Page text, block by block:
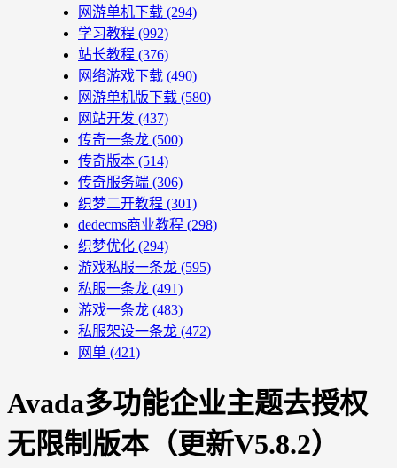
网游单机下载 (294)
学习教程 (992)
站长教程 (376)
网络游戏下载 (490)
网游单机版下载 (580)
网站开发 (437)
传奇一条龙 (500)
传奇版本 (514)
传奇服务端 (306)
织梦二开教程 (301)
dedecms商业教程 (298)
织梦优化 (294)
游戏私服一条龙 (595)
私服一条龙 (491)
游戏一条龙 (483)
私服架设一条龙 (472)
网单 (421)
Avada多功能企业主题去授权
无限制版本（更新V5.8.2）